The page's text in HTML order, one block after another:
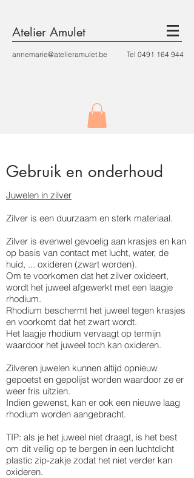
Atelier Amulet
annemarie@atelieramulet.be Tel 0491 164 944
Gebruik en onderhoud
Juwelen in zilver
Zilver is een duurzaam en sterk materiaal.
Zilver is evenwel gevoelig aan krasjes en kan
op basis van contact met lucht, water, de
huid, ... oxideren (zwart worden).
Om te voorkomen dat het zilver oxideert,
wordt het juweel afgewerkt met een laagje
rhodium.
Rhodium beschermt het juweel tegen krasjes
en voorkomt dat het zwart wordt.
Het laagje rhodium vervaagt op termijn
waardoor het juweel toch kan oxideren.
Zilveren juwelen kunnen altijd opnieuw
gepoetst en gepolijst worden waardoor ze er
weer fris uitzien.
Indien gewenst, kan er ook een nieuwe laag
rhodium worden aangebracht.
TIP: als je het juweel niet draagt, is het best
om dit veilig op te bergen in een luchtdicht
plastic zip-zakje zodat het niet verder kan
oxideren.